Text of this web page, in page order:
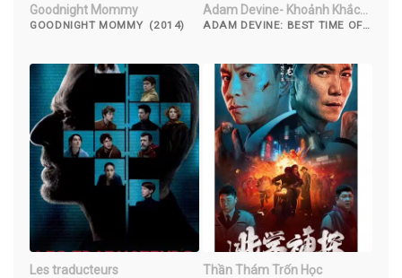
Goodnight Mommy
GOODNIGHT MOMMY (2014)
Adam Devine- Khoảnh Khắc
Tuyệt Vời Nhất
ADAM DEVINE: BEST TIME OF
Les traducteurs Thần Thám Trốn Học